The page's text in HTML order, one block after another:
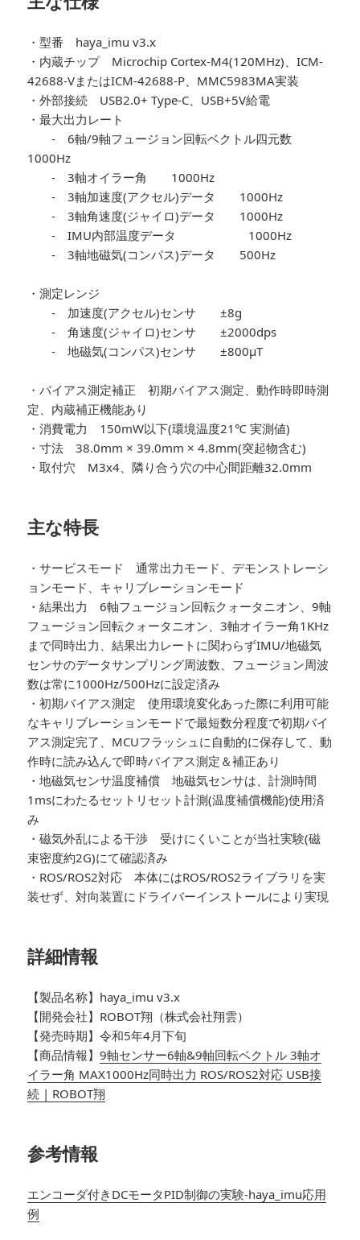
・型番 haya_imu v3.x
・内蔵チップ Microchip Cortex-M4(120MHz)、ICM-
42688-VまたはICM-42688-P、MMC5983MA実装
・外部接続 USB2.0+ Type-C、USB+5V給電
・最大出力レート
- 6軸/9軸フュージョン回転ベクトル四元数
1000Hz
- 3軸オイラー角 1000Hz
- 3軸加速度(アクセル)データ 1000Hz
- 3軸角速度(ジャイロ)データ 1000Hz
- IMU内部温度データ 1000Hz
- 3軸地磁気(コンパス)データ 500Hz
・測定レンジ
- 加速度(アクセル)センサ ±8g
- 角速度(ジャイロ)センサ ±2000dps
- 地磁気(コンパス)センサ ±800µT
・バイアス測定補正 初期バイアス測定、動作時即時測
定、内蔵補正機能あり
・消費電力 150mW以下(環境温度21℃ 実測値)
・寸法 38.0mm × 39.0mm × 4.8mm(突起物含む)
・取付穴 M3x4、隣り合う穴の中心間距離32.0mm
主な特長
・サービスモード 通常出力モード、デモンストレーシ
ョンモード、キャリブレーションモード
・結果出力 6軸フュージョン回転クォータニオン、9軸
フュージョン回転クォータニオン、3軸オイラー角1KHz
まで同時出力、結果出力レートに関わらずIMU/地磁気
センサのデータサンプリング周波数、フュージョン周波
数は常に1000Hz/500Hzに設定済み
・初期バイアス測定 使用環境変化あった際に利用可能
なキャリブレーションモードで最短数分程度で初期バイ
アス測定完了、MCUフラッシュに自動的に保存して、動
作時に読み込んで即時バイアス測定＆補正あり
・地磁気センサ温度補償 地磁気センサは、計測時間
1msにわたるセットリセット計測(温度補償機能)使用済
み
・磁気外乱による干渉 受けにくいことが当社実験(磁
束密度約2G)にて確認済み
・ROS/ROS2対応 本体にはROS/ROS2ライブラリを実
装せず、対向装置にドライバーインストールにより実現
詳細情報
【製品名称】haya_imu v3.x
【開発会社】ROBOT翔（株式会社翔雲）
【発売時期】令和5年4月下旬
【商品情報】9軸センサー6軸&9軸回転ベクトル 3軸オ
イラー角 MAX1000Hz同時出力 ROS/ROS2対応 USB接
続 | ROBOT翔
参考情報
エンコーダ付きDCモータPID制御の実験-haya_imu応用
例